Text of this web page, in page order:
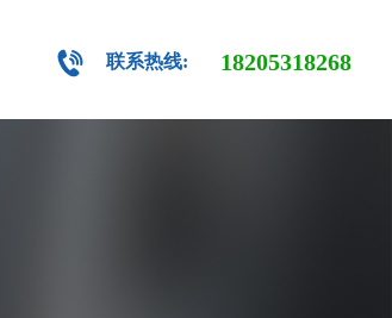
18205318268
联系热线: